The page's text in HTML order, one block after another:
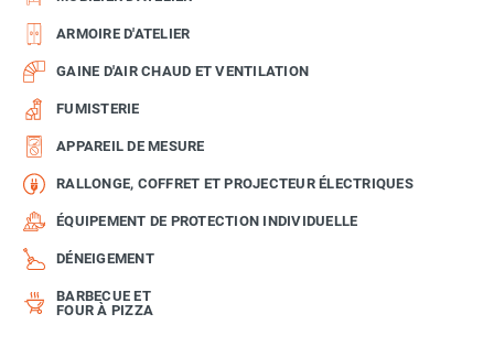
ARMOIRE D'ATELIER
GAINE D'AIR CHAUD ET VENTILATION
FUMISTERIE
APPAREIL DE MESURE
RALLONGE, COFFRET ET PROJECTEUR ÉLECTRIQUES
ÉQUIPEMENT DE PROTECTION INDIVIDUELLE
DÉNEIGEMENT
BARBECUE ET
FOUR À PIZZA